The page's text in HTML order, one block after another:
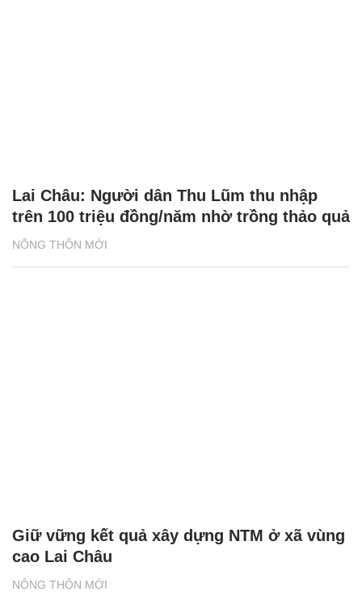
NÔNG THÔN MỚI
Lai Châu: Người dân Thu Lũm thu nhập
trên 100 triệu đồng/năm nhờ trồng thảo quả
NÔNG THÔN MỚI
Giữ vững kết quả xây dựng NTM ở xã vùng
cao Lai Châu